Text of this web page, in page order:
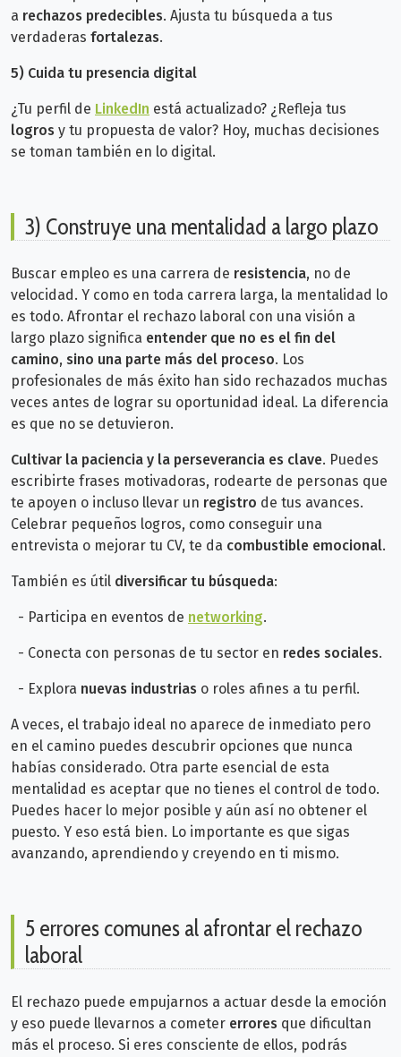
a rechazos predecibles. Ajusta tu búsqueda a tus
verdaderas fortalezas.
5) Cuida tu presencia digital
¿Tu perfil de LinkedIn está actualizado? ¿Refleja tus
logros y tu propuesta de valor? Hoy, muchas decisiones
se toman también en lo digital.
3) Construye una mentalidad a largo plazo
Buscar empleo es una carrera de resistencia, no de
velocidad. Y como en toda carrera larga, la mentalidad lo
es todo. Afrontar el rechazo laboral con una visión a
largo plazo significa entender que no es el fin del
camino, sino una parte más del proceso. Los
profesionales de más éxito han sido rechazados muchas
veces antes de lograr su oportunidad ideal. La diferencia
es que no se detuvieron.
Cultivar la paciencia y la perseverancia es clave. Puedes
escribirte frases motivadoras, rodearte de personas que
te apoyen o incluso llevar un registro de tus avances.
Celebrar pequeños logros, como conseguir una
entrevista o mejorar tu CV, te da combustible emocional.
También es útil diversificar tu búsqueda:
- Participa en eventos de networking.
- Conecta con personas de tu sector en redes sociales.
- Explora nuevas industrias o roles afines a tu perfil.
A veces, el trabajo ideal no aparece de inmediato pero
en el camino puedes descubrir opciones que nunca
habías considerado. Otra parte esencial de esta
mentalidad es aceptar que no tienes el control de todo.
Puedes hacer lo mejor posible y aún así no obtener el
puesto. Y eso está bien. Lo importante es que sigas
avanzando, aprendiendo y creyendo en ti mismo.
5 errores comunes al afrontar el rechazo
laboral
El rechazo puede empujarnos a actuar desde la emoción
y eso puede llevarnos a cometer errores que dificultan
más el proceso. Si eres consciente de ellos, podrás